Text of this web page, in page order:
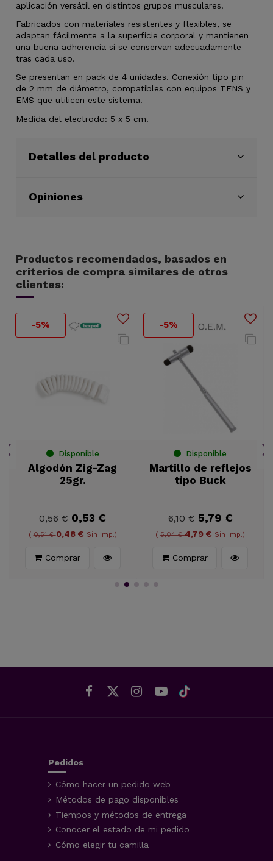
aplicación versátil en distintos grupos musculares.
Fabricados con materiales resistentes y flexibles, se
adaptan fácilmente a la superficie corporal y mantienen
una buena adherencia si se conservan adecuadamente
tras cada uso.
Se presentan en pack de 4 unidades. Conexión tipo pin
de 2 mm de diámetro, compatibles con equipos TENS y
EMS que utilicen este sistema.
Medida del electrodo: 5 x 5 cm.
Detalles del producto
Opiniones
Productos recomendados, basados en
criterios de compra similares de otros
clientes:
-5%
Disponible
Algodón Zig-Zag
25gr.
0,56 € 0,53 €
(0,51 €0,48 € Sin imp.)
Comprar
-5%
Disponible
Martillo de reflejos
tipo Buck
6,10 € 5,79 €
(5,04 €4,79 € Sin imp.)
Comprar
Pedidos
Cómo hacer un pedido web
Métodos de pago disponibles
Tiempos y métodos de entrega
Conocer el estado de mi pedido
Cómo elegir tu camilla